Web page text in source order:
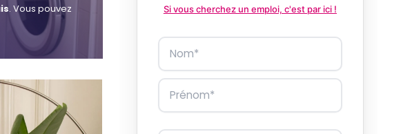
. Vous pouvez
Si vous cherchez un emploi, c'est par ici !